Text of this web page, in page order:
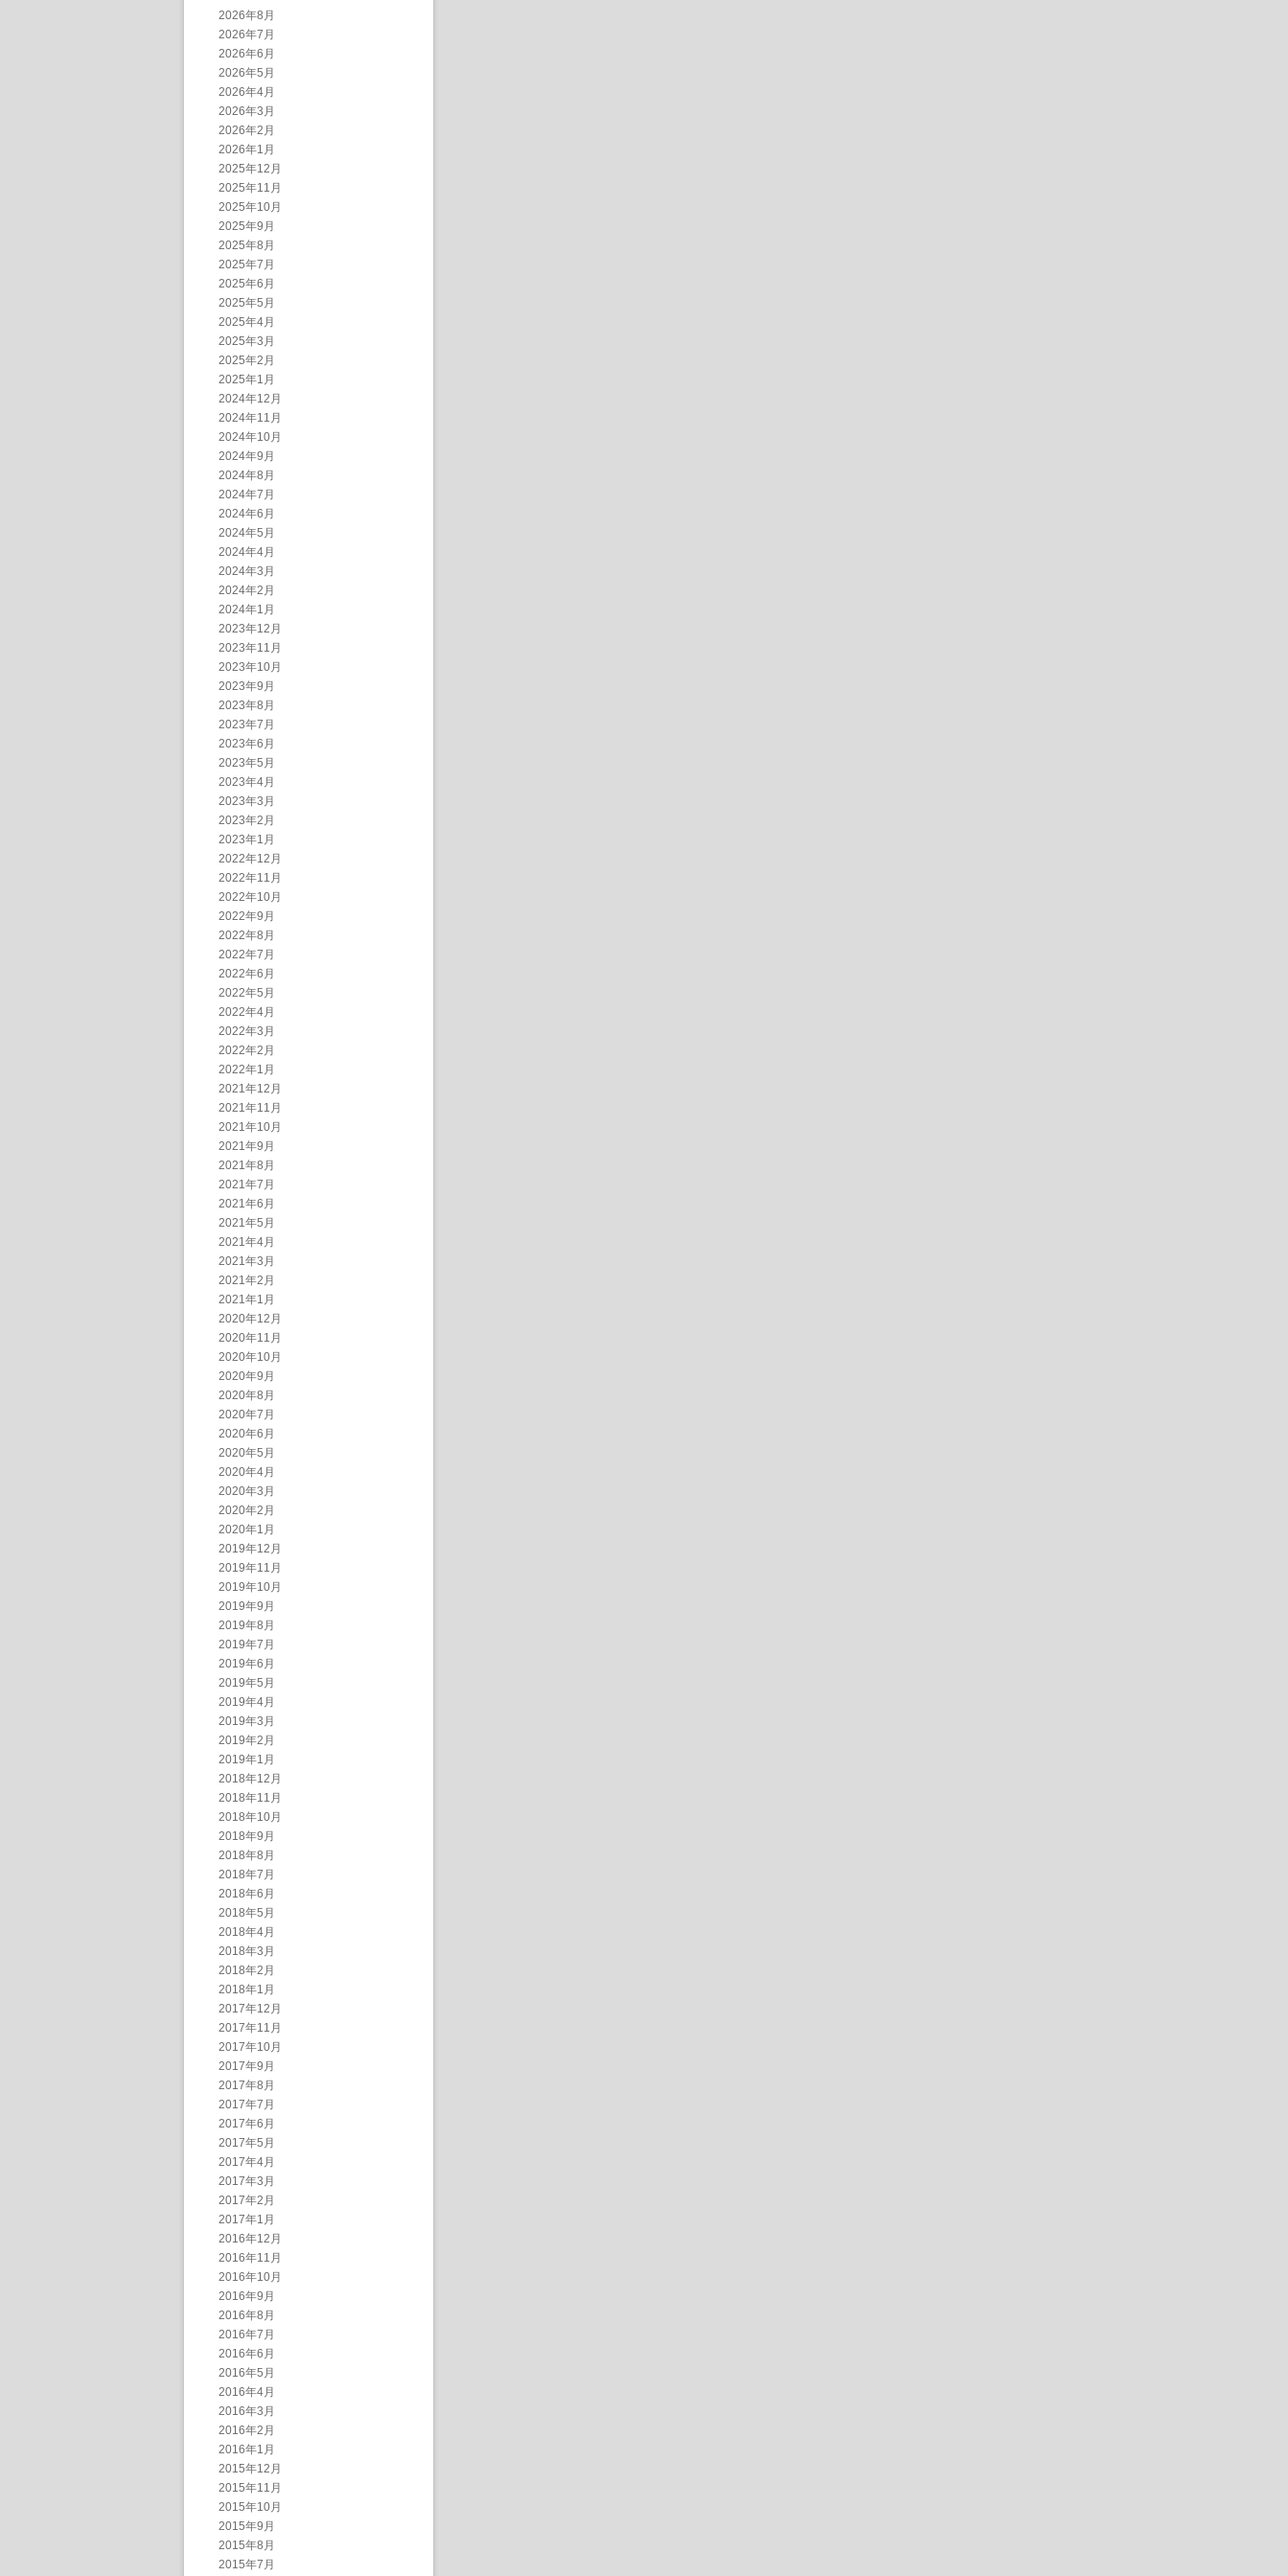
2026年8月
2026年7月
2026年6月
2026年5月
2026年4月
2026年3月
2026年2月
2026年1月
2025年12月
2025年11月
2025年10月
2025年9月
2025年8月
2025年7月
2025年6月
2025年5月
2025年4月
2025年3月
2025年2月
2025年1月
2024年12月
2024年11月
2024年10月
2024年9月
2024年8月
2024年7月
2024年6月
2024年5月
2024年4月
2024年3月
2024年2月
2024年1月
2023年12月
2023年11月
2023年10月
2023年9月
2023年8月
2023年7月
2023年6月
2023年5月
2023年4月
2023年3月
2023年2月
2023年1月
2022年12月
2022年11月
2022年10月
2022年9月
2022年8月
2022年7月
2022年6月
2022年5月
2022年4月
2022年3月
2022年2月
2022年1月
2021年12月
2021年11月
2021年10月
2021年9月
2021年8月
2021年7月
2021年6月
2021年5月
2021年4月
2021年3月
2021年2月
2021年1月
2020年12月
2020年11月
2020年10月
2020年9月
2020年8月
2020年7月
2020年6月
2020年5月
2020年4月
2020年3月
2020年2月
2020年1月
2019年12月
2019年11月
2019年10月
2019年9月
2019年8月
2019年7月
2019年6月
2019年5月
2019年4月
2019年3月
2019年2月
2019年1月
2018年12月
2018年11月
2018年10月
2018年9月
2018年8月
2018年7月
2018年6月
2018年5月
2018年4月
2018年3月
2018年2月
2018年1月
2017年12月
2017年11月
2017年10月
2017年9月
2017年8月
2017年7月
2017年6月
2017年5月
2017年4月
2017年3月
2017年2月
2017年1月
2016年12月
2016年11月
2016年10月
2016年9月
2016年8月
2016年7月
2016年6月
2016年5月
2016年4月
2016年3月
2016年2月
2016年1月
2015年12月
2015年11月
2015年10月
2015年9月
2015年8月
2015年7月